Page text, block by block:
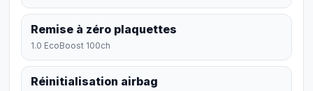
Remise à zéro plaquettes
1.0 EcoBoost 100ch
Réinitialisation airbag